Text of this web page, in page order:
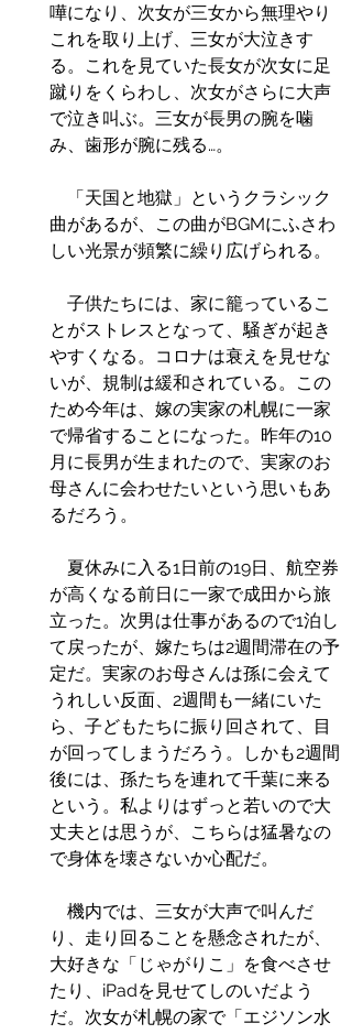
嘩になり、次女が三女から無理やり
これを取り上げ、三女が大泣きす
る。これを見ていた長女が次女に足
蹴りをくらわし、次女がさらに大声
で泣き叫ぶ。三女が長男の腕を噛
み、歯形が腕に残る…。
「天国と地獄」というクラシック
曲があるが、この曲がBGMにふさわ
しい光景が頻繁に繰り広げられる。
子供たちには、家に籠っているこ
とがストレスとなって、騒ぎが起き
やすくなる。コロナは衰えを見せな
いが、規制は緩和されている。この
ため今年は、嫁の実家の札幌に一家
で帰省することになった。昨年の10
月に長男が生まれたので、実家のお
母さんに会わせたいという思いもあ
るだろう。
夏休みに入る1日前の19日、航空券
が高くなる前日に一家で成田から旅
立った。次男は仕事があるので1泊し
て戻ったが、嫁たちは2週間滞在の予
定だ。実家のお母さんは孫に会えて
うれしい反面、2週間も一緒にいた
ら、子どもたちに振り回されて、目
が回ってしまうだろう。しかも2週間
後には、孫たちを連れて千葉に来る
という。私よりはずっと若いので大
丈夫とは思うが、こちらは猛暑なの
で身体を壊さないか心配だ。
機内では、三女が大声で叫んだ
り、走り回ることを懸念されたが、
大好きな「じゃがりこ」を食べさせ
たり、iPadを見せてしのいだよう
だ。次女が札幌の家で「エジソン水